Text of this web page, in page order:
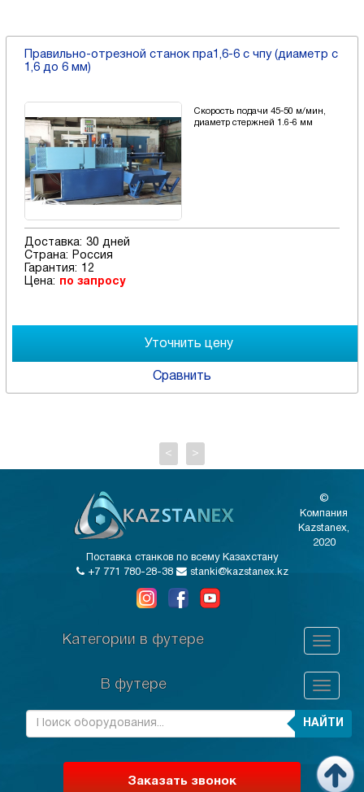
Правильно-отрезной станок пра1,6-6 с чпу (диаметр с
1,6 до 6 мм)
Скорость подачи 45-50 м/мин,
диаметр стержней 1.6-6 мм
Доставка: 30 дней
Страна:
Россия
Гарантия:
12
Цена:
по запросу
Сравнить
< >
©
Компания
Kazstanex,
2020
Поставка станков по всему Казахстану
+7 771 780-28-38
stanki@kazstanex.kz
Категории в футере
В футере
НАЙТИ
Заказать звонок